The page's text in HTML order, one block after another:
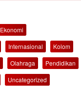
Ekonomi
Internasional
Kolom
Olahraga
Pendidikan
Uncategorized